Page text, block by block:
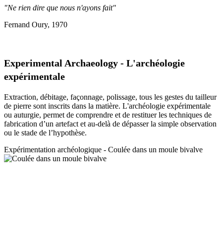
"Ne rien dire que nous n'ayons fait"
Fernand Oury, 1970
Experimental Archaeology - L'archéologie
expérimentale
Extraction, débitage, façonnage, polissage, tous les gestes du tailleur
de pierre sont inscrits dans la matière. L'archéologie expérimentale
ou auturgie, permet de comprendre et de restituer les techniques de
fabrication d’un artefact et au-delà de dépasser la simple observation
ou le stade de l’hypothèse.
Expérimentation archéologique - Coulée dans un moule bivalve